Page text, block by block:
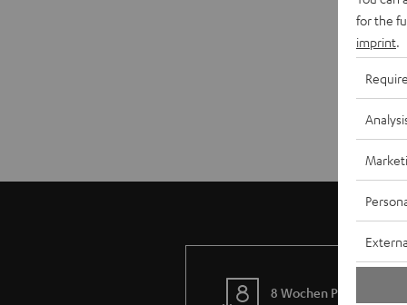
8 Wochen Probehören
for the
imprint.